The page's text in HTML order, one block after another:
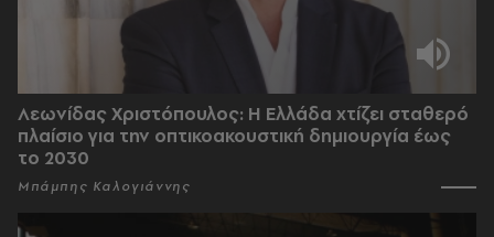
Λεωνίδας Χριστόπουλος: Η Ελλάδα χτίζει σταθερό
πλαίσιο για την οπτικοακουστική δημιουργία έως
το 2030
Μπάμπης Καλογιάννης